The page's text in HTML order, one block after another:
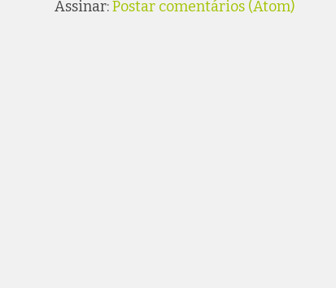
Assinar:Postar comentários (Atom)